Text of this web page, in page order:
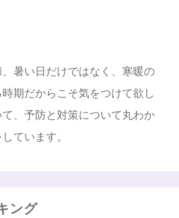
暑い日だけではなく、寒暖の
期だからこそ気をつけて欲し
、予防と対策について丸わか
ています。
ング